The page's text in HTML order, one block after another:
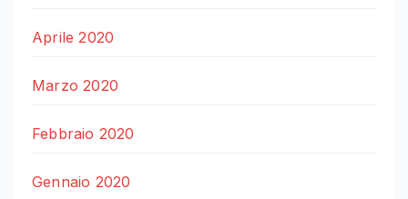
Aprile 2020
Marzo 2020
Febbraio 2020
Gennaio 2020